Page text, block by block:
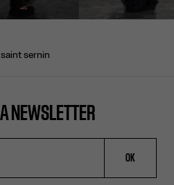
sernin
NEWSLETTER
OK